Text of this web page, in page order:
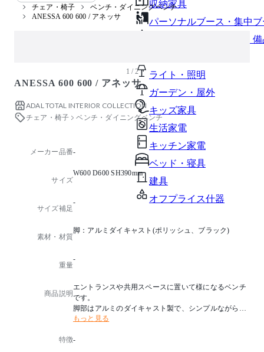
収納家具
パーソナルブース・集中
オフィスアクセサリー・
ライト・照明
ガーデン・屋外
キッズ家具
生活家電
キッチン家電
ベッド・寝具
建具
オフプライス什器
チェア・椅子
ベンチ・ダイニングベンチ
ANESSA 600 600 / アネッサ
1 / 2
ANESSA 600 600 / アネッサ
ADAL TOTAL INTERIOR COLLECTION
チェア・椅子
ベンチ・ダイニングベンチ
メーカー品番-
サイズ
W600 D600 SH390mm
サイズ補足
-
素材・材質
脚：アルミダイキャスト(ポリッシュ、ブラック)
重量
-
商品説明
エントランスや共用スペースに置いて様になるベンチ
です。
脚部はアルミのダイキャスト製で、シンプルながらも
高級感を演出できます。
もっと見る
特徴-